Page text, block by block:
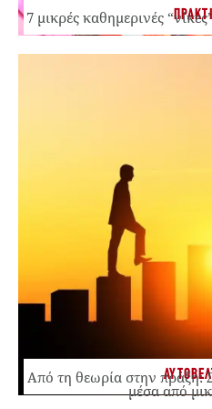
7 μικρές καθημερινές
Από τη θεωρία στην πράξη:
μέσα από